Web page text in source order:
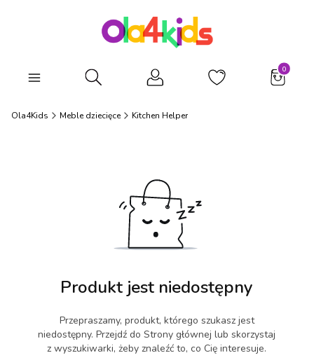
Otwórz wyszukiwarkę
Ola4Kids Meble dziecięce Kitchen Helper
Produkt jest niedostępny
Przepraszamy, produkt, którego szukasz jest
niedostępny. Przejdź do Strony głównej lub skorzystaj
z wyszukiwarki, żeby znaleźć to, co Cię interesuje.